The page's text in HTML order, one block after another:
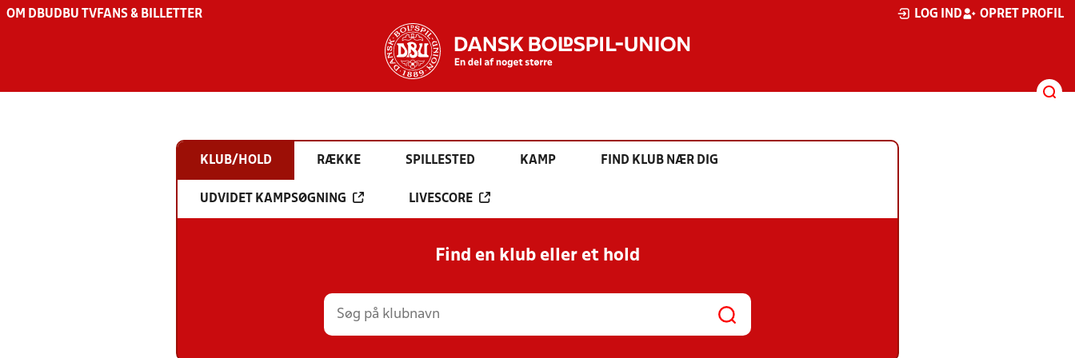
OM DBU DBU TV FANS & BILLETTER LOG IND OPRET PROFIL
KLUB/HOLD RÆKKE SPILLESTED KAMP FIND KLUB NÆR DIG
UDVIDET KAMPSØGNING LIVESCORE
Find en klub eller et hold